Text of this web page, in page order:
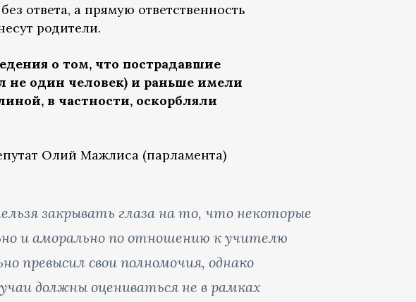
ответа, а прямую ответственность
родители.
о том, что пострадавшие
не один человек) и раньше имели
в частности, оскорбляли
Олий Мажлиса (парламента)
закрывать глаза на то, что некоторые
и аморально по отношению к учителю
превысил свои полномочия, однако
должны оцениваться не в рамках